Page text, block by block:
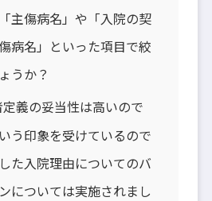
主傷病名」や「入院の契
病名」といった項目で絞
うか？
定義の妥当性は高いので
う印象を受けているので
た入院理由についてのバ
については実施されまし